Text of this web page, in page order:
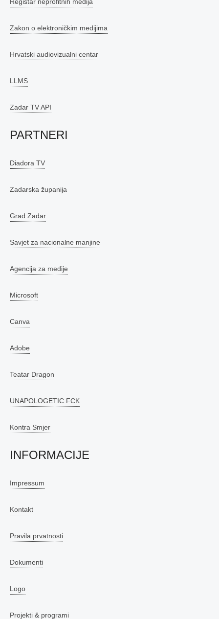
Zakon o elektroničkim medijima
Hrvatski audiovizualni centar
LLMS
Zadar TV API
PARTNERI
Diadora TV
Zadarska županija
Grad Zadar
Savjet za nacionalne manjine
Agencija za medije
Microsoft
Canva
Adobe
Teatar Dragon
UNAPOLOGETIC.FCK
Kontra Smjer
INFORMACIJE
Impressum
Kontakt
Pravila prvatnosti
Dokumenti
Logo
Projekti & programi